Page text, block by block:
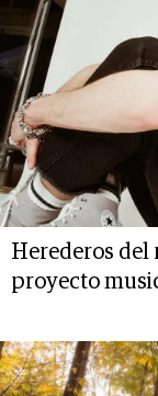
Herederos del
proyecto